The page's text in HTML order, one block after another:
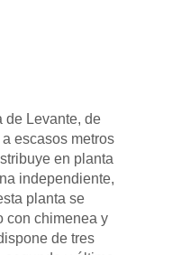
de Levante, de
escasos metros
en planta
independiente,
planta se
con chimenea y
de tres